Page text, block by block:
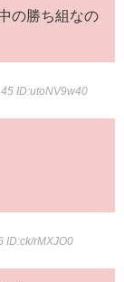
の勝ち組なの
ID:utoNV9w40
ID:ck/rMXJO0